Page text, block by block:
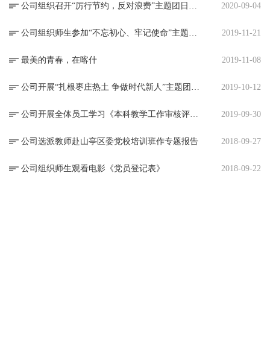
2020-09-04
2019-11-21
最美的青春，在喀什 2019-11-08
2019-10-12
2019-09-30
公司选派教师赴山亭区委党校培训班作专题报告 2018-09-27
公司组织师生观看电影《党员登记表》 2018-09-22